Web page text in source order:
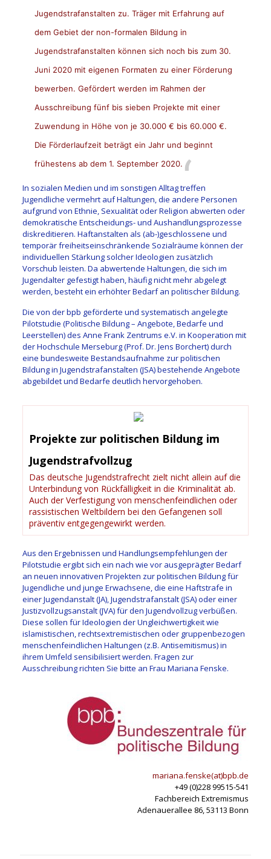
Jugendstrafanstalten zu. Träger mit Erfahrung auf
dem Gebiet der non-formalen Bildung in
Jugendstrafanstalten können sich noch bis zum 30.
Juni 2020 mit eigenen Formaten zu einer Förderung
bewerben. Gefördert werden im Rahmen der
Ausschreibung fünf bis sieben Projekte mit einer
Zuwendung in Höhe von je 30.000 € bis 60.000 €.
Die Förderlaufzeit beträgt ein Jahr und beginnt
frühestens ab dem 1. September 2020.
In sozialen Medien und im sonstigen Alltag treffen
Jugendliche vermehrt auf Haltungen, die andere Personen
aufgrund von Ethnie, Sexualität oder Religion abwerten oder
demokratische Entscheidungs- und Aushandlungsprozesse
diskreditieren. Haftanstalten als (ab-)geschlossene und
temporär freiheitseinschränkende Sozialräume können der
individuellen Stärkung solcher Ideologien zusätzlich
Vorschub leisten. Da abwertende Haltungen, die sich im
Jugendalter gefestigt haben, häufig nicht mehr abgelegt
werden, besteht ein erhöhter Bedarf an politischer Bildung.
Die von der bpb geförderte und systematisch angelegte
Pilotstudie (Politische Bildung – Angebote, Bedarfe und
Leerstellen) des Anne Frank Zentrums e.V. in Kooperation mit
der Hochschule Merseburg (Prof. Dr. Jens Borchert) durch
eine bundesweite Bestandsaufnahme zur politischen
Bildung in Jugendstrafanstalten (JSA) bestehende Angebote
abgebildet und Bedarfe deutlich hervorgehoben.
Projekte zur politischen Bildung im
Jugendstrafvollzug
Das deutsche Jugendstrafrecht zielt nicht allein auf die
Unterbindung von Rückfälligkeit in die Kriminalität ab.
Auch der Verfestigung von menschenfeindlichen oder
rassistischen Weltbildern bei den Gefangenen soll
präventiv entgegengewirkt werden.
Aus den Ergebnissen und Handlungsempfehlungen der
Pilotstudie ergibt sich ein nach wie vor ausgeprägter Bedarf
an neuen innovativen Projekten zur politischen Bildung für
Jugendliche und junge Erwachsene, die eine Haftstrafe in
einer Jugendanstalt (JA), Jugendstrafanstalt (JSA) oder einer
Justizvollzugsanstalt (JVA) für den Jugendvollzug verbüßen.
Diese sollen für Ideologien der Ungleichwertigkeit wie
islamistischen, rechtsextremistischen oder gruppenbezogen
menschenfeindlichen Haltungen (z.B. Antisemitismus) in
ihrem Umfeld sensibilisiert werden. Fragen zur
Ausschreibung richten Sie bitte an Frau Mariana Fenske.
mariana.fenske(at)bpb.de
+49 (0)228 99515-541
Fachbereich Extremismus
Adenauerallee 86, 53113 Bonn